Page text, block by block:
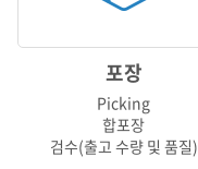
포장
Picking
합포장
검수(출고 수량 및 품질)